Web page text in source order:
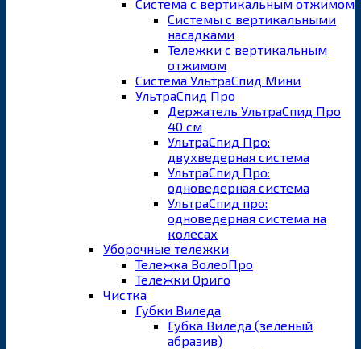
Система с вертикальным отжимом
Системы с вертикальными
насадками
Тележки с вертикальным
отжимом
Система УльтраСпид Мини
УльтраСпид Про
Держатель УльтраСпид Про
40 см
УльтраСпид Про:
двухведерная система
УльтраСпид Про:
одноведерная система
УльтраСпид про:
одноведерная система на
колесах
Уборочные тележки
Тележка ВолеоПро
Тележки Ориго
Чистка
Губки Виледа
Губка Виледа (зеленый
абразив)